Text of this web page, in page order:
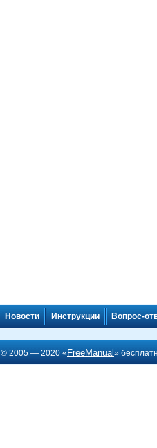
Новости Инструкции Вопрос-
© 2005 — 2020 « FreeManual»